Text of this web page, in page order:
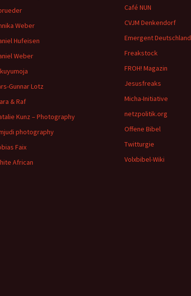
Weber
Hufeisen
Weber
Gunnar Lotz
& Raf
Kunz – Photography
photography
Faix
African
Café NUN
CVJM Denkendorf
Emergent Deutschland
Freakstock
FROH! Magazin
Jesusfreaks
Micha-Initiative
netzpolitik.org
Offene Bibel
Twitturgie
Volxbibel-Wiki